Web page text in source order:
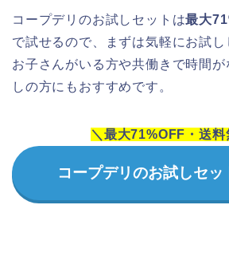
コープデリのお試しセットは最大
で試せるので、まずは気軽にお試し
お子さんがいる方や共働きで時間が
しの方にもおすすめです。
＼最大71%OFF・送料
コープデリのお試しセッ